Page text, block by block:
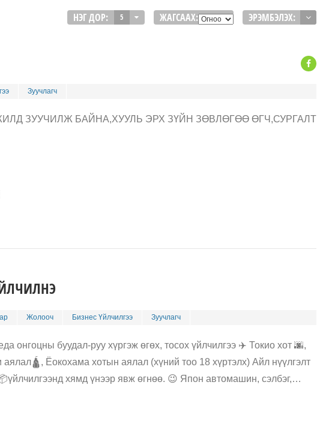
НЭГ ДОР: 5 ЖАГСААХ: ЭРЭМБЭЛЭХ:
Зуучлагч
ЗУУЧИЛЖ БАЙНА,ХУУЛЬ ЭРХ ЗҮЙН ЗӨВЛӨГӨӨ ӨГЧ,СУРГАЛТ
Жолооч Бизнес Үйлчилгээ Зуучлагч
онгоцны буудал-руу хүргэж өгөх, тосох үйлчилгээ ✈️ Токио хот 🌆,
аялал🛕, Ёокохама хотын аялал (хүний тоо 18 хүртэлх) Айл нүүлгэлт
хямд үнээр явж өгнөө. 😉 Япон автомашин, сэлбэг,…